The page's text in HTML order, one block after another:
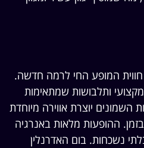
המופע החי לרמה חדשה.
ותלבושות שמתאימות
יוצרת אווירה מיוחדת
ההופעות מלאות באנרגיה
נשכחות. בום האדרנלין